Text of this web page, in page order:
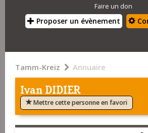
Faire un don
Proposer un évènement
Tamm-Kreiz Annuaire
Ivan DIDIER
Mettre cette personne en favori